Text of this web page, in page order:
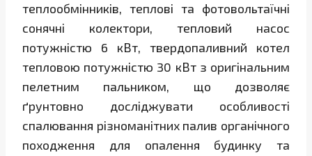
теплообмінників, теплові та фотовольтаїчні
сонячні колектори, тепловий насос
потужністю 6 кВт, твердопаливний котел
тепловою потужністю 30 кВт з оригінальним
пелетним пальником, що дозволяє
ґрунтовно досліджувати особливості
спалювання різноманітних палив органічного
походження для опалення будинку та